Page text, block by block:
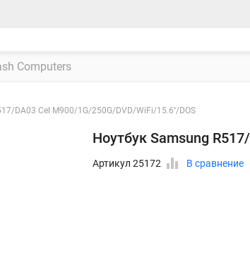
DA03 Cel M900/1G/250G/DVD/WiFi/15.6''/DOS
Ноутбук Samsung
Артикул 25172 В сравнение